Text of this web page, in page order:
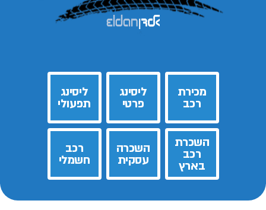
מכירת
רכב
ליסינג
פרטי
ליסינג
תפעולי
השכרת
רכב
בארץ
השכרה
עסקית
רכב
חשמלי